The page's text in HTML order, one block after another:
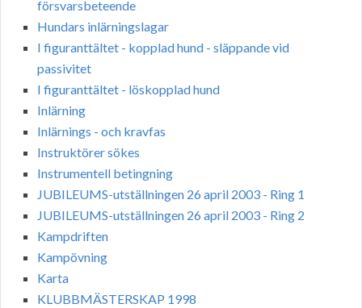
försvarsbeteende
Hundars inlärningslagar
I figuranttältet - kopplad hund - släppande vid
passivitet
I figuranttältet - löskopplad hund
Inlärning
Inlärnings - och kravfas
Instruktörer sökes
Instrumentell betingning
JUBILEUMS-utställningen 26 april 2003 - Ring 1
JUBILEUMS-utställningen 26 april 2003 - Ring 2
Kampdriften
Kampövning
Karta
KLUBBMÄSTERSKAP 1998